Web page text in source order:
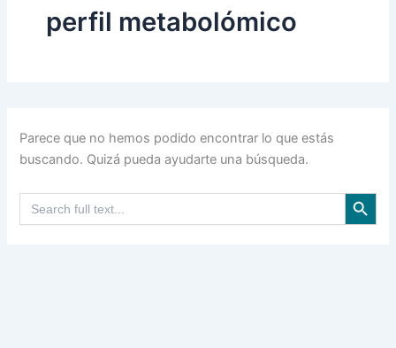
perfil metabolómico
Parece que no hemos podido encontrar lo que estás
buscando. Quizá pueda ayudarte una búsqueda.
Buscar: Botón de